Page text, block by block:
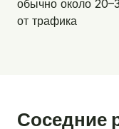
обычно около
от трафика
Соседние